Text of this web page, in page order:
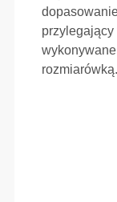
przylegający
rozmiarówką.